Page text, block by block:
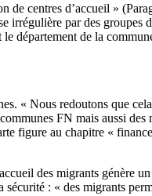
de centres d’accueil »
irrégulière par des
département de la
« Nous redoutons que
FN mais aussi
figure au chapitre «
des migrants génère
: « des migrants